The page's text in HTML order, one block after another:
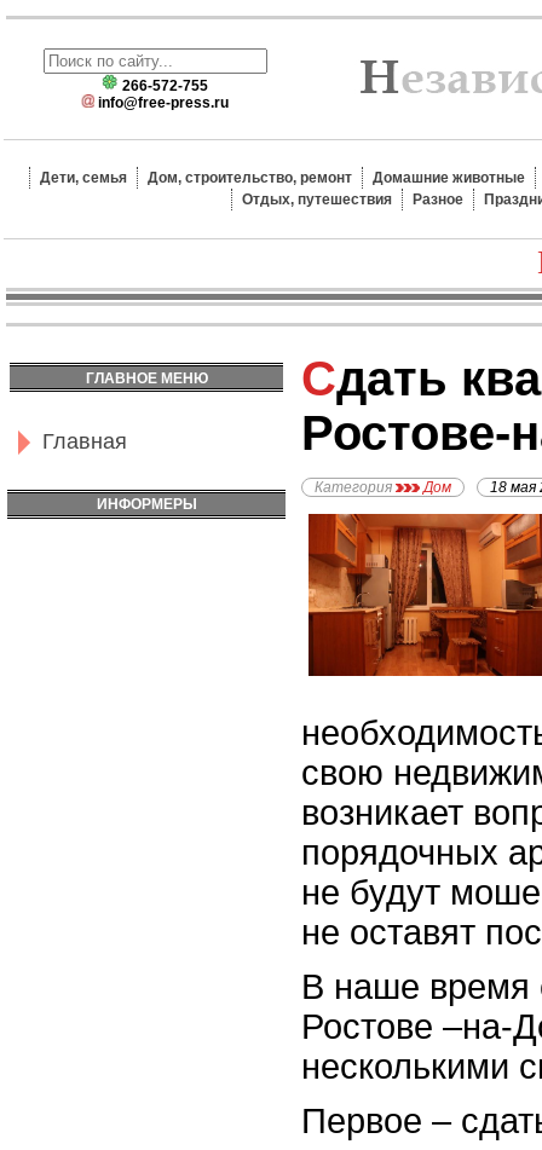
266-572-755
info@free-press.ru
Дети, семья Дом, строительство, ремонт
Домашние животные
Отдых, путешествия
Разное
ГЛАВНОЕ МЕНЮ
Главная
ИНФОРМЕРЫ
Сдать квартиру в
Ростове-
Категория Дом 18 мая
свою
возникает
порядочных
не будут
не оставят
В наше время
Ростове –на-
несколькими
Первое –